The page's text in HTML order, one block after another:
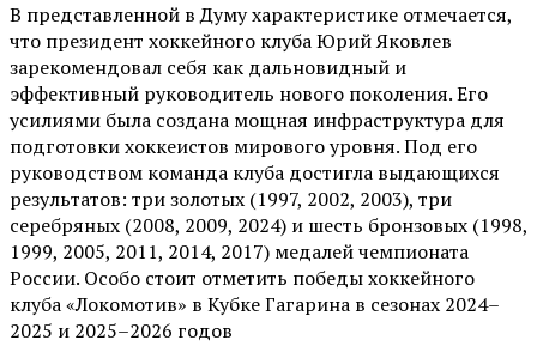
В представленной в Думу характеристике отмечается,
что президент хоккейного клуба Юрий Яковлев
зарекомендовал себя как дальновидный и
эффективный руководитель нового поколения. Его
усилиями была создана мощная инфраструктура для
подготовки хоккеистов мирового уровня. Под его
руководством команда клуба достигла выдающихся
результатов: три золотых (1997, 2002, 2003), три
серебряных (2008, 2009, 2024) и шесть бронзовых (1998,
1999, 2005, 2011, 2014, 2017) медалей чемпионата
России. Особо стоит отметить победы хоккейного
клуба «Локомотив» в Кубке Гагарина в сезонах 2024–
2025 и 2025–2026 годов